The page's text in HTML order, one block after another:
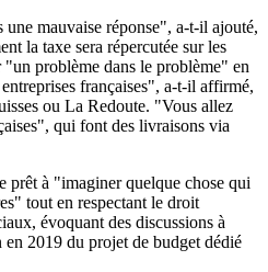
mauvaise réponse", a-t-il ajouté,
la taxe sera répercutée sur les
"un problème dans le problème" en
françaises", a-t-il affirmé,
ou La Redoute. "Vous allez
qui font des livraisons via
prêt à "imaginer quelque chose qui
tout en respectant le droit
évoquant des discussions à
2019 du projet de budget dédié